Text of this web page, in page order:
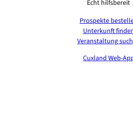
Echt hilfsbereit
Prospekte
Unterkunft
Veranstaltung
Cuxland Web-